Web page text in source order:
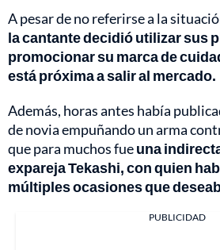
A pesar de no referirse a la
la cantante decidió utilizar sus
promocionar su marca de
está próxima a salir al mercado.
Además, horas antes había
de novia empuñando un arma
que para muchos fueuna
expareja Tekashi, con quien
múltiples ocasiones que
PUBLICIDAD